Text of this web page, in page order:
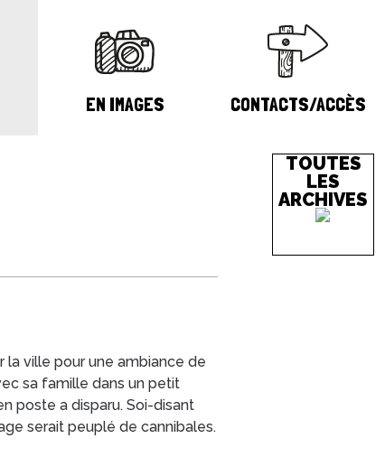
EN IMAGES CONTACTS/ACCÈS
ville pour une ambiance de
sa famille dans un petit
poste a disparu. Soi-disant
serait peuplé de cannibales.
TOUTES
LES
ARCHIVES